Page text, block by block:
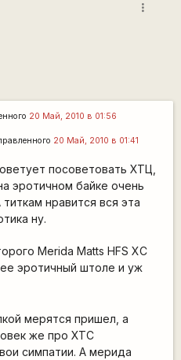
more_vert
20 Май, 2010 в 01:56
20 Май, 2010 в 01:41
посоветовать ХТЦ,
эротичном байке очень
нравится вся эта
ну.
Merida Matts HFS XC
эротичный штоле и уж
мерятся пришел, а
же про ХТС
симпатии. А мерида